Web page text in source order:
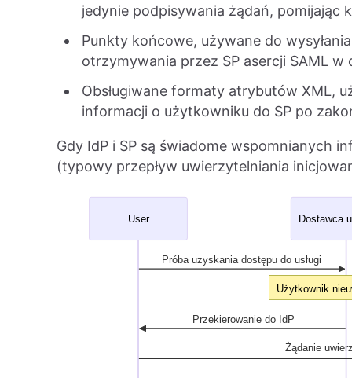
jedynie podpisywania żądań, pomijając
Punkty końcowe, używane do
otrzymywania przez SP asercji SAML
Obsługiwane formaty atrybutów XML,
informacji o użytkowniku do SP po
Gdy IdP i SP są świadome wspomnianych
(typowy przepływ uwierzytelniania